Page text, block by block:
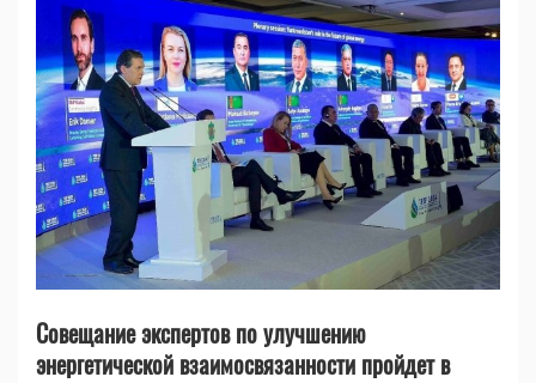
Совещание экспертов по улучшению
энергетической взаимосвязанности пройдет в